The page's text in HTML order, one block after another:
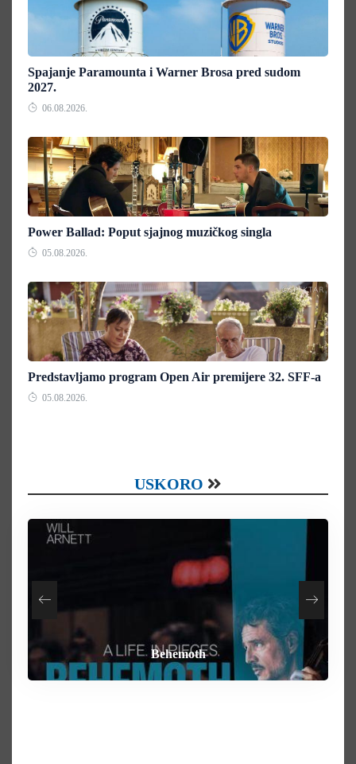
Spajanje Paramounta i Warner Brosa pred sudom
2027.
06.08.2026.
Power Ballad: Poput sjajnog muzičkog singla
05.08.2026.
Predstavljamo program Open Air premijere 32. SFF-a
05.08.2026.
USKORO
Heart of the Beast
Behemoth
How To Rob A Bank
By Any Means